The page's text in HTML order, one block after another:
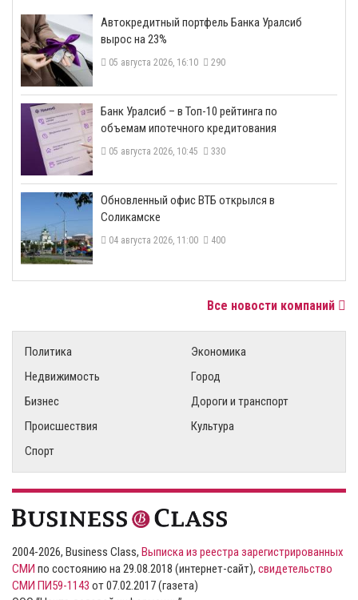
​Автокредитный портфель Банка Уралсиб
вырос на 23%
05 августа 2026, 16:10 290
​Банк Уралсиб – в Топ-10 рейтинга по
объемам ипотечного кредитования
05 августа 2026, 10:45 330
​Обновленный офис ВТБ открылся в
Соликамске
04 августа 2026, 11:00 400
Все новости компаний
Политика
Экономика
Недвижимость
Город
Бизнес
Дороги и транспорт
Происшествия
Культура
Спорт
2004-2026, Business Class, Выписка из реестра зарегистрированных
СМИ по состоянию на 29.08.2018 (интернет-сайт), свидетельство
СМИ ПИ59-1143 от 07.02.2017 (газета)